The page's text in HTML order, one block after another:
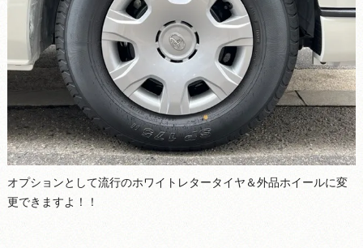
オプションとして流行のホワイトレタータイヤ＆外品ホイールに変
更できますよ！！